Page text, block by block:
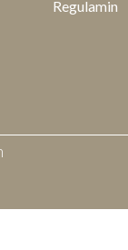
Regulamin